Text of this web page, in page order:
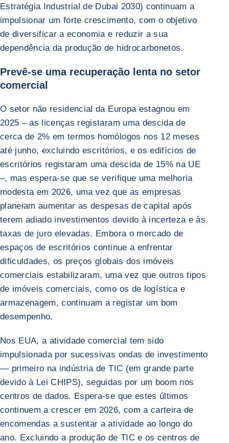
Estratégia Industrial de Dubai 2030) continuam a
impulsionar um forte crescimento, com o objetivo
de diversificar a economia e reduzir a sua
dependência da produção de hidrocarbonetos.
Prevê-se uma recuperação lenta no setor
comercial
O setor não residencial da Europa estagnou em
2025 – as licenças registaram uma descida de
cerca de 2% em termos homólogos nos 12 meses
até junho, excluindo escritórios, e os edifícios de
escritórios registaram uma descida de 15% na UE
–, mas espera-se que se verifique uma melhoria
modesta em 2026, uma vez que as empresas
planeiam aumentar as despesas de capital após
terem adiado investimentos devido à incerteza e às
taxas de juro elevadas. Embora o mercado de
espaços de escritórios continue a enfrentar
dificuldades, os preços globais dos imóveis
comerciais estabilizaram, uma vez que outros tipos
de imóveis comerciais, como os de logística e
armazenagem, continuam a registar um bom
desempenho.
Nos EUA, a atividade comercial tem sido
impulsionada por sucessivas ondas de investimento
— primeiro na indústria de TIC (em grande parte
devido à Lei CHIPS), seguidas por um boom nos
centros de dados. Espera-se que estes últimos
continuem a crescer em 2026, com a carteira de
encomendas a sustentar a atividade ao longo do
ano. Excluindo a produção de TIC e os centros de